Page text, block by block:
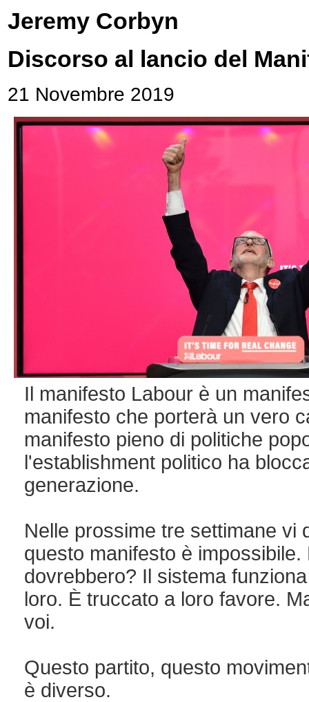
Jeremy Corbyn
Discorso al lancio del
21 Novembre 2019
Il manifesto Labour è un
manifesto che porterà un vero
manifesto pieno di politiche
l'establishment politico ha
generazione.
Nelle prossime tre settimane vi
questo manifesto è impossibile.
dovrebbero? Il sistema
loro. È truccato a loro favore.
voi.
Questo partito, questo
è diverso.